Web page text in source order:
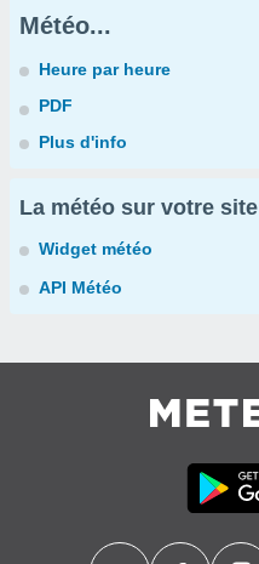
Météo...
Heure par heure
PDF
Plus d'info
La météo sur votre site
Widget météo
API Météo